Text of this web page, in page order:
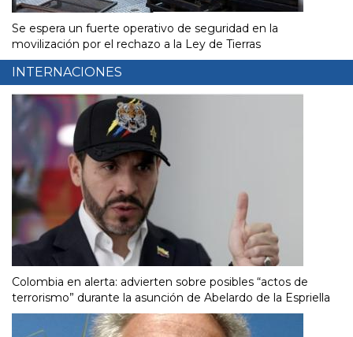
Se espera un fuerte operativo de seguridad en la
movilización por el rechazo a la Ley de Tierras
INTERNACIONES
Colombia en alerta: advierten sobre posibles “actos de
terrorismo” durante la asunción de Abelardo de la Espriella